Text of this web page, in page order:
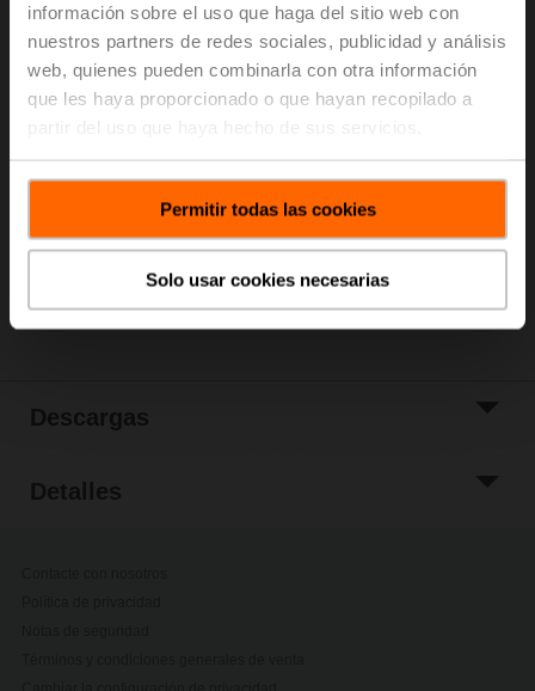
información sobre el uso que haga del sitio web con
nuestros partners de redes sociales, publicidad y análisis
web, quienes pueden combinarla con otra información
que les haya proporcionado o que hayan recopilado a
Permitir todas las cookies
Solo usar cookies necesarias
Cable de conexión 5 m, A: RJ11 6/4 LINK.10, B:
extremo de cable libre para la conexión al terminal
MP/PP
Añadir a Cesta
proyectos
Descargas
Detalles